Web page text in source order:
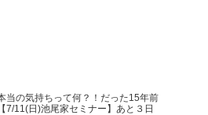
当の気持ちって何？！だった15年前
【7/11(日)池尾家セミナー】あと３日